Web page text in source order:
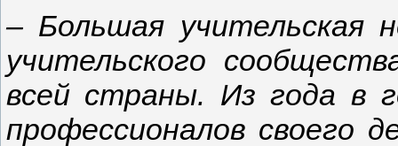
– Большая учительская
учительского
всей страны. Из года в
профессионалов своего